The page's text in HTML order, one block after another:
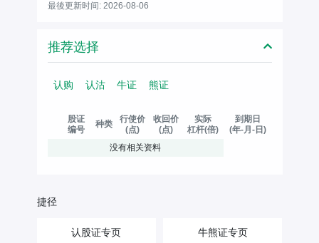
最後更新时间: 2026-08-06
推荐选择
认购 认沽 牛证 熊证
股证
编号
种类
行使价
(点)
收回价
(点)
实际
杠杆(倍)
到期日
(年-月-日)
没有相关资料
捷径
认股证专页 牛熊证专页